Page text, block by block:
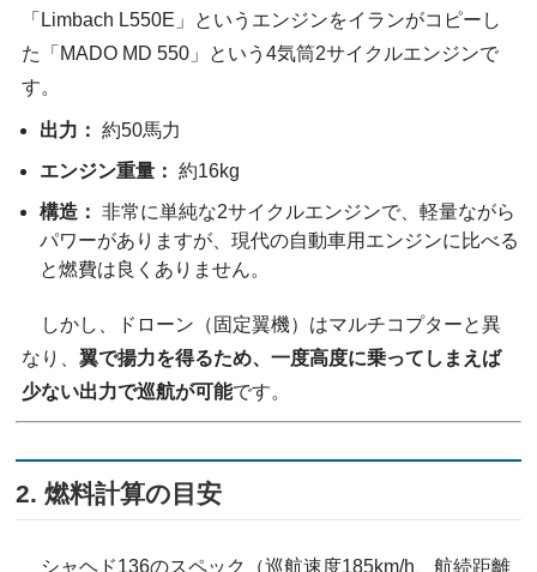
「Limbach L550E」というエンジンをイランがコピーし
た「MADO MD 550」という4気筒2サイクルエンジンで
す。
出力： 約50馬力
エンジン重量： 約16kg
構造： 非常に単純な2サイクルエンジンで、軽量ながら
パワーがありますが、現代の自動車用エンジンに比べる
と燃費は良くありません。
しかし、ドローン（固定翼機）はマルチコプターと異
なり、翼で揚力を得るため、一度高度に乗ってしまえば
少ない出力で巡航が可能です。
2. 燃料計算の目安
シャヘド136のスペック（巡航速度185km/h、航続距離